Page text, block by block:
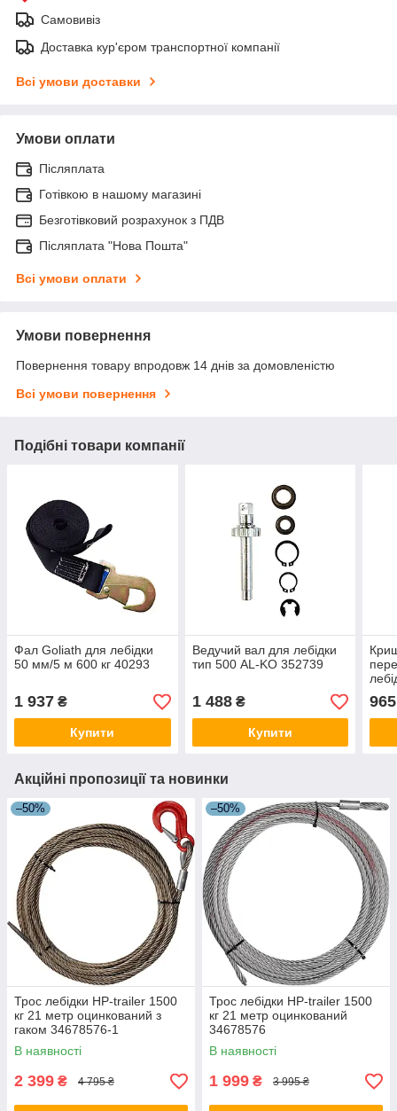
Самовивіз
Доставка кур'єром транспортної компанії
Всі умови доставки
Умови оплати
Післяплата
Готівкою в нашому магазині
Безготівковий розрахунок з ПДВ
Післяплата "Нова Пошта"
Всі умови оплати
Умови повернення
Повернення товару впродовж 14 днів за домовленістю
Всі умови повернення
Подібні товари компанії
Фал Goliath для лебідки
50 мм/5 м 600 кг 40293
1 937 ₴
Купити
Ведучий вал для лебідки
тип 500 AL-KO 352739
1 488₴
Купити
965
Акційні пропозиції та новинки
–50%
Трос лебідки HP-trailer 1500
кг 21 метр оцинкований з
гаком 34678576-1
В наявності
2 399 ₴ 4 795 ₴
–50%
Трос лебідки HP-trailer 1500
кг 21 метр оцинкований
34678576
В наявності
1 999 ₴ 3 995 ₴